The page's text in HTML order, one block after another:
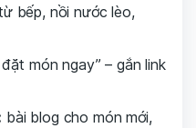
bếp, nồi nước lèo,
món ngay” – gắn link
bài blog cho món mới,